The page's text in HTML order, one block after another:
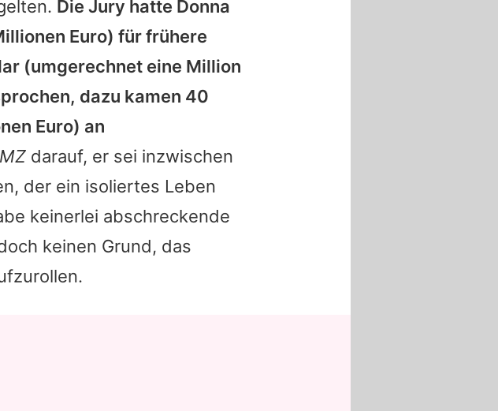
Die Jury hatte Donna
Euro) für frühere
(umgerechnet eine Million
dazu kamen 40
Euro) an
darauf, er sei inzwischen
der ein isoliertes Leben
keinerlei abschreckende
keinen Grund, das